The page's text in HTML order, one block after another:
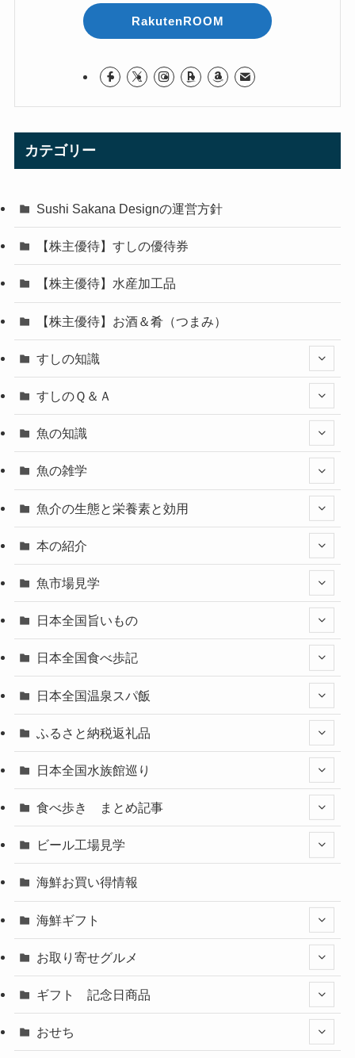
RakutenROOM
カテゴリー
Sushi Sakana Designの運営方針
【株主優待】すしの優待券
【株主優待】水産加工品
【株主優待】お酒＆肴（つまみ）
すしの知識
すしのＱ＆Ａ
魚の知識
魚の雑学
魚介の生態と栄養素と効用
本の紹介
魚市場見学
日本全国旨いもの
日本全国食べ歩記
日本全国温泉スパ飯
ふるさと納税返礼品
日本全国水族館巡り
食べ歩き まとめ記事
ビール工場見学
海鮮お買い得情報
海鮮ギフト
お取り寄せグルメ
ギフト 記念日商品
おせち